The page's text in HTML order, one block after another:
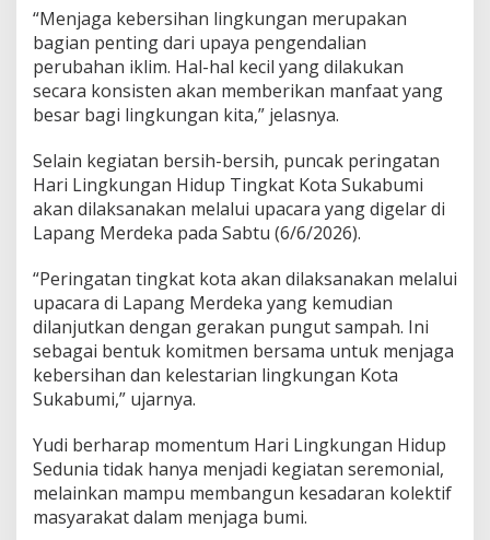
“Menjaga kebersihan lingkungan merupakan
bagian penting dari upaya pengendalian
perubahan iklim. Hal-hal kecil yang dilakukan
secara konsisten akan memberikan manfaat yang
besar bagi lingkungan kita,” jelasnya.
Selain kegiatan bersih-bersih, puncak peringatan
Hari Lingkungan Hidup Tingkat Kota Sukabumi
akan dilaksanakan melalui upacara yang digelar di
Lapang Merdeka pada Sabtu (6/6/2026).
“Peringatan tingkat kota akan dilaksanakan melalui
upacara di Lapang Merdeka yang kemudian
dilanjutkan dengan gerakan pungut sampah. Ini
sebagai bentuk komitmen bersama untuk menjaga
kebersihan dan kelestarian lingkungan Kota
Sukabumi,” ujarnya.
Yudi berharap momentum Hari Lingkungan Hidup
Sedunia tidak hanya menjadi kegiatan seremonial,
melainkan mampu membangun kesadaran kolektif
masyarakat dalam menjaga bumi.